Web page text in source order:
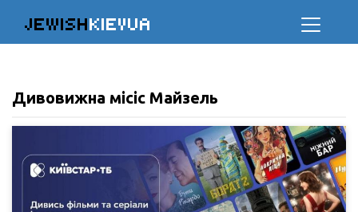
JEWISHKIEVUA
Дивовижна місіс Майзель